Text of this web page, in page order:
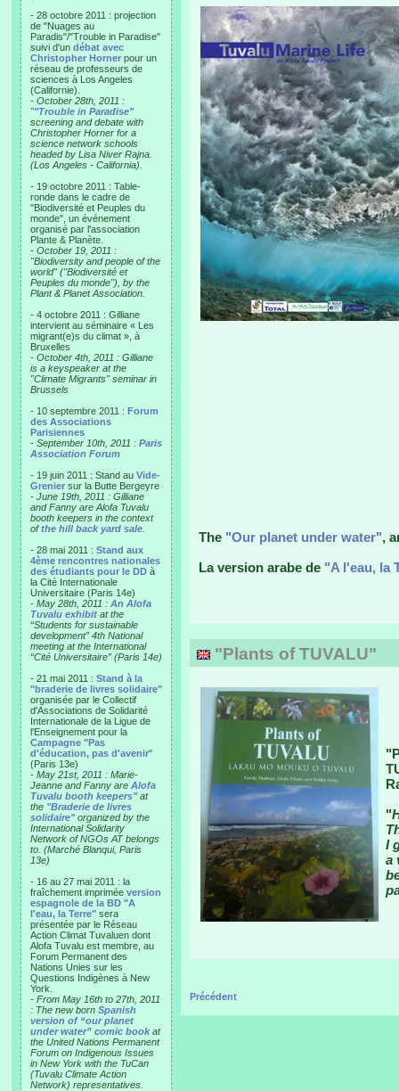
- 28 octobre 2011 : projection
de "Nuages au
Paradis"/"Trouble in Paradise"
suivi d'un débat avec
Christopher Horner pour un
réseau de professeurs de
sciences à Los Angeles
(Californie).
- October 28th, 2011 :
""Trouble in Paradise"
screening and debate with
Christopher Horner for a
science network schools
headed by Lisa Niver Rajna.
(Los Angeles - California).
- 19 octobre 2011 : Table-
ronde dans le cadre de
"Biodiversité et Peuples du
monde", un événement
organisé par l'association
Plante & Planète.
- October 19, 2011 :
"Biodiversity and people of the
world" ("Biodiversité et
Peuples du monde"), by the
Plant & Planet Association.
- 4 octobre 2011 : Gilliane
intervient au séminaire « Les
migrant(e)s du climat », à
Bruxelles
- October 4th, 2011 : Gilliane
is a keyspeaker at the
"Climate Migrants" seminar in
Brussels
- 10 septembre 2011 : Forum
des Associations
Parisiennes
- September 10th, 2011 : Paris
Association Forum
- 19 juin 2011 : Stand au Vide-
Grenier sur la Butte Bergeyre
- June 19th, 2011 : Gilliane
and Fanny are Alofa Tuvalu
booth keepers in the context
ofthe hill back yard sale
- 28 mai 2011 : Stand aux
4ème rencontres nationales
des étudiants pour le DD à
la Cité Internationale
Universitaire (Paris 14e)
- May 28th, 2011 : An Alofa
Tuvalu exhibit at the
“Students for sustainable
development” 4th National
meeting at the International
“Cité Universitaire” (Paris 14e)
- 21 mai 2011 : Stand à la
"braderie de livres solidaire"
organisée par le Collectif
d'Associations de Solidarité
Internationale de la Ligue de
l'Enseignement pour la
Campagne "Pas
d'éducation, pas d'avenir"
(Paris 13e)
- May 21st, 2011 : Marie-
Jeanne and Fanny are Alofa
Tuvalu booth keepers"at
the "Braderie de livres
solidaire"organized by the
International Solidarity
Network of NGOs AT belongs
to. (Marché Blanqui, Paris
13e)
- 16 au 27 mai 2011 : la
fraîchement imprimée version
espagnole de la BD "A
l'eau, la Terre" sera
présentée par le Réseau
Action Climat Tuvaluen dont
Alofa Tuvalu est membre, au
Forum Permanent des
Nations Unies sur les
Questions Indigènes à New
York.
- From May 16th to 27th, 2011
: The new born Spanish
version of “our planet
under water” comic book at
the United Nations Permanent
Forum on Indigenous Issues
in New York with the TuCan
(Tuvalu Climate Action
Network) representatives.
The "Our planet under water",
La version arabe de "A l'eau, la
"Plants of TUVALU"
"
I
a
Précédent